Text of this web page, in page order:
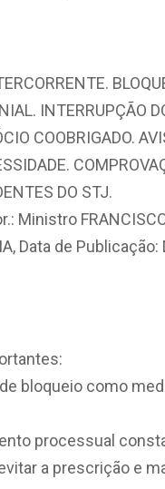
INTERRUPÇÃO
COOBRIGADO.
DO STJ.
Ministro FRANCISCO
Data de Publicação:
bloqueio como
processual
a prescrição e